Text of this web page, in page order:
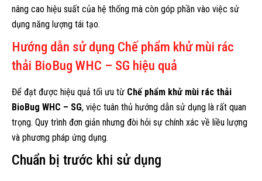
nâng cao hiệu suất của hệ thống mà còn góp phần vào việc sử
dụng năng lượng tái tạo.
Hướng dẫn sử dụng Chế phẩm khử mùi rác
thải BioBug WHC – SG hiệu quả
Để đạt được hiệu quả tối ưu từ Chế phẩm khử mùi rác thải
BioBug WHC – SG, việc tuân thủ hướng dẫn sử dụng là rất quan
trọng. Quy trình đơn giản nhưng đòi hỏi sự chính xác về liều lượng
và phương pháp ứng dụng.
Chuẩn bị trước khi sử dụng